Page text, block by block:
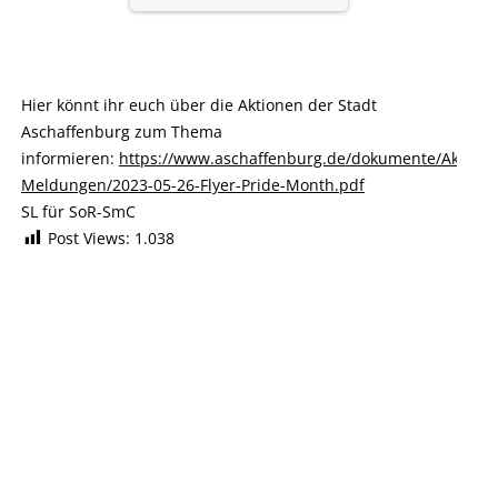
Hier könnt ihr euch über die Aktionen der Stadt
Aschaffenburg zum Thema
informieren: https://www.aschaffenburg.de/dokumente/
Meldungen/2023-05-26-Flyer-Pride-Month.pdf
SL für SoR-SmC
Post Views: 1.038